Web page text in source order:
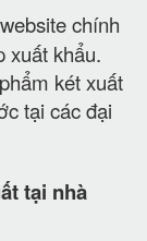
chính
xuất khẩu.
két xuất
tại các đại
tại nhà